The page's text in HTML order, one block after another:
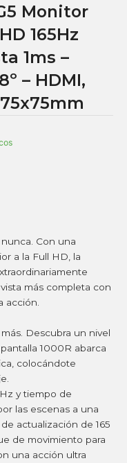
Monitor
165Hz
1ms –
– HDMI,
Con una
a la Full HD, la
más completa con
acción.
Descubra un nivel
1000R abarca
colocándote
y tiempo de
las escenas a una
actualización de 165
de movimiento para
una acción ultra